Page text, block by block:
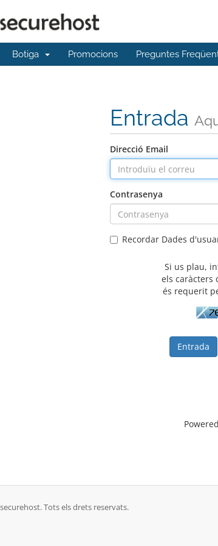
Botiga Promocions Preguntes
Entrada
Direcció Email
Contrasenya
Recordar Dades
Si us plau,
els caràcters
és requerit
Tots els drets reservats.